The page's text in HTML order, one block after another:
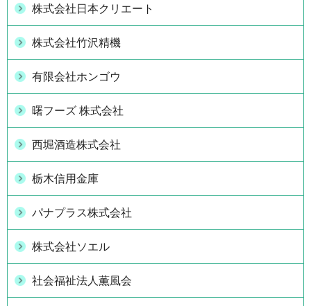
株式会社日本クリエート
株式会社竹沢精機
有限会社ホンゴウ
曙フーズ 株式会社
西堀酒造株式会社
栃木信用金庫
パナプラス株式会社
株式会社ソエル
社会福祉法人薫風会